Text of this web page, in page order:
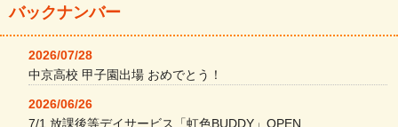
バックナンバー
2026/07/28
中京高校 甲子園出場 おめでとう！
2026/06/26
7/1 放課後等デイサービス「虹色BUDDY」OPEN